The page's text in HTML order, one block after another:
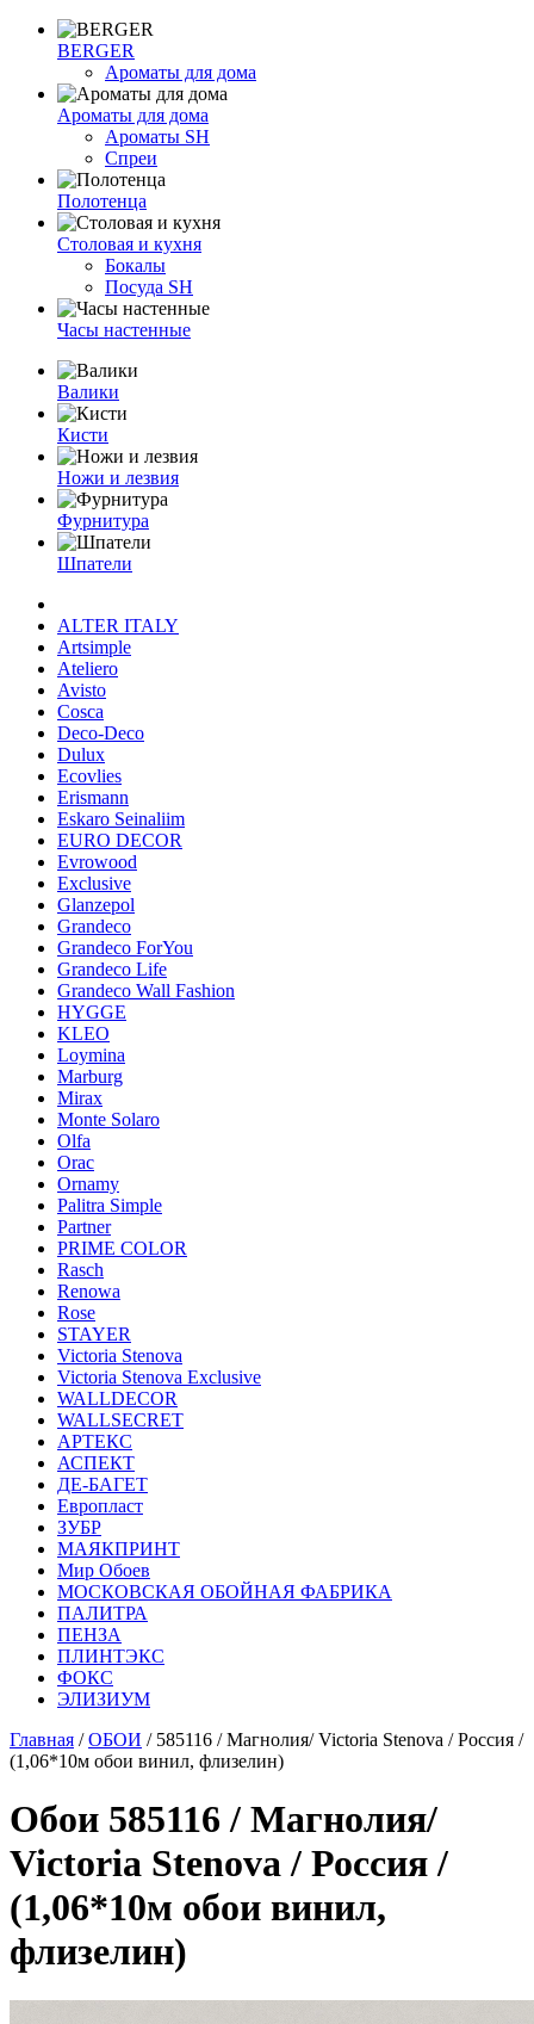
BERGER
Ароматы для дома
Ароматы для дома
Ароматы SH
Спреи
Полотенца
Столовая и кухня
Бокалы
Посуда SH
Часы настенные
Валики
Кисти
Ножи и лезвия
Фурнитура
Шпатели
ALTER ITALY
Artsimple
Ateliero
Avisto
Cosca
Deco-Deco
Dulux
Ecovlies
Erismann
Eskaro Seinaliim
EURO DECOR
Evrowood
Exclusive
Glanzepol
Grandeco
Grandeco ForYou
Grandeco Life
Grandeco Wall Fashion
HYGGE
KLEO
Loymina
Marburg
Mirax
Monte Solaro
Olfa
Orac
Ornamy
Palitra Simple
Partner
PRIME COLOR
Rasch
Renowa
Rose
STAYER
Victoria Stenova
Victoria Stenova Exclusive
WALLDECOR
WALLSECRET
АРТЕКС
АСПЕКТ
ДЕ-БАГЕТ
Европласт
ЗУБР
МАЯКПРИНТ
Мир Обоев
МОСКОВСКАЯ ОБОЙНАЯ ФАБРИКА
ПАЛИТРА
ПЕНЗА
ПЛИНТЭКС
ФОКС
ЭЛИЗИУМ
Главная /ОБОИ / 585116 / Магнолия/ Victoria Stenova / Россия /
(1,06*10м обои винил, флизелин)
Обои 585116 / Магнолия/
Victoria Stenova / Россия /
(1,06*10м обои винил,
флизелин)